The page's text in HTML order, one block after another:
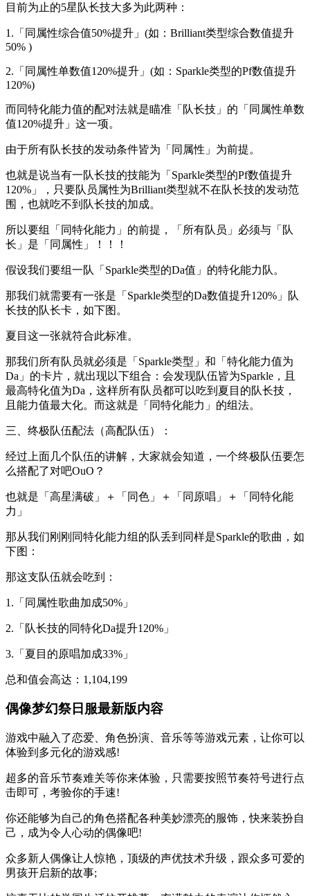
目前为止的5星队长技大多为此两种：
1.「同属性综合值50%提升」(如：Brilliant类型综合数值提升
50% )
2.「同属性单数值120%提升」(如：Sparkle类型的Pf数值提升
120%)
而同特化能力值的配对法就是瞄准「队长技」的「同属性单数
值120%提升」这一项。
由于所有队长技的发动条件皆为「同属性」为前提。
也就是说当有一队长技的技能为「Sparkle类型的Pf数值提升
120%」，只要队员属性为Brilliant类型就不在队长技的发动范
围，也就吃不到队长技的加成。
所以要组「同特化能力」的前提，「所有队员」必须与「队
长」是「同属性」！！！
假设我们要组一队「Sparkle类型的Da值」的特化能力队。
那我们就需要有一张是「Sparkle类型的Da数值提升120%」队
长技的队长卡，如下图。
夏目这一张就符合此标准。
那我们所有队员就必须是「Sparkle类型」和「特化能力值为
Da」的卡片，就出现以下组合：会发现队伍皆为Sparkle，且
最高特化值为Da，这样所有队员都可以吃到夏目的队长技，
且能力值最大化。而这就是「同特化能力」的组法。
三、终极队伍配法（高配队伍）：
经过上面几个队伍的讲解，大家就会知道，一个终极队伍要怎
么搭配了对吧OuO？
也就是「高星满破」＋「同色」＋「同原唱」＋「同特化能
力」
那从我们刚刚同特化能力组的队丢到同样是Sparkle的歌曲，如
下图：
那这支队伍就会吃到：
1.「同属性歌曲加成50%」
2.「队长技的同特化Da提升120%」
3.「夏目的原唱加成33%」
总和值会高达：1,104,199
偶像梦幻祭日服最新版内容
游戏中融入了恋爱、角色扮演、音乐等等游戏元素，让你可以
体验到多元化的游戏感!
超多的音乐节奏难关等你来体验，只需要按照节奏符号进行点
击即可，考验你的手速!
你还能够为自己的角色搭配各种美妙漂亮的服饰，快来装扮自
己，成为令人心动的偶像吧!
众多新人偶像让人惊艳，顶级的声优技术升级，跟众多可爱的
男孩开启新的故事;